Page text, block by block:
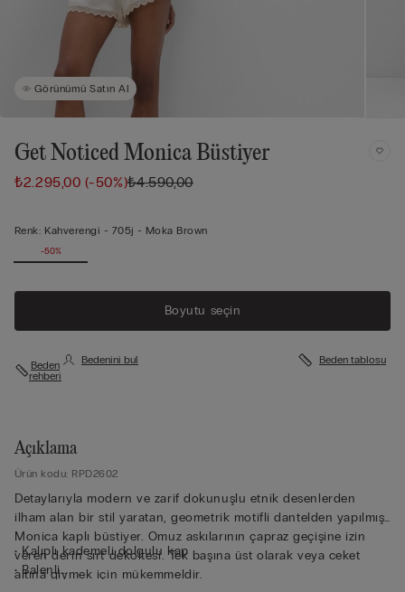
Görünümü Satın Al
Get Noticed Monica Büstiyer
₺2.295,00(-50%)₺4.590,00
Renk: Kahverengi - 705j - Moka Brown
-50%
Boyutu seçin
Beden
rehberi
Bedenini bul Beden tablosu
Açıklama
Ürün kodu: RPD2602
Detaylarıyla modern ve zarif dokunuşlu etnik desenlerden
ilham alan bir stil yaratan, geometrik motifli dantelden yapılmış
Monica kaplı büstiyer. Omuz askılarının çapraz geçişine izin
veren derin sırt dekoltesi. Tek başına üst olarak veya ceket
altına giymek için mükemmeldir.
• Kalıplı kademeli dolgulu kap
• Balenli